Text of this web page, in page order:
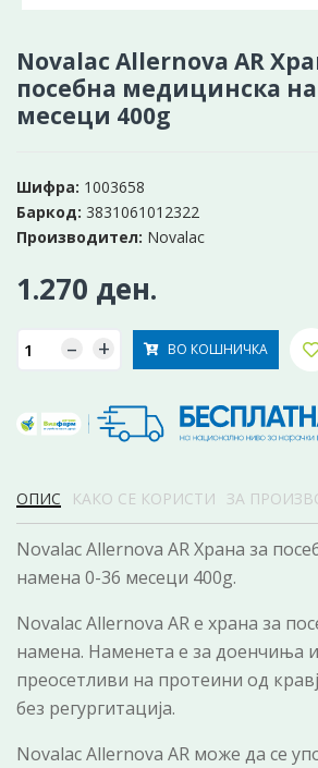
Novalac Allernova AR
посебна медицинска
месеци 400g
Шифра: 1003658
Баркод: 3831061012322
Производител: Novalac
1.270 ден.
– + ВО КОШНИЧКА
ОПИС КАКО СЕ КОРИСТИ ЗА
Novalac Allernova AR Храна за
намена 0-36 месеци 400g.
Novalac Allernova AR е храна за
намена. Наменета е за доенчиња
преосетливи на протеини од
без регургитација.
Novalac Allernova AR може да се